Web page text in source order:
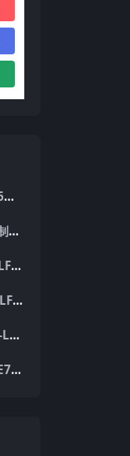
创维50E680F机芯8S06强制升级刷机包
创维8S03-47E600Y强制升级软件刷机电视固件包
TCL电视V8-S38AT01-LF1V123版本强刷电视固件包下载
TCL电视V8-RT95001-LF1V215版本强刷电视固件包下载
TCL电视V8-0MT5508-LF1V362版本强刷电视固件包下载
创维电视机芯8S70-55E710S系列酷开5.05刷机固件